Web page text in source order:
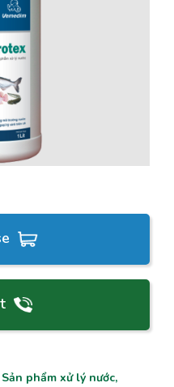
phẩm xử lý nước,